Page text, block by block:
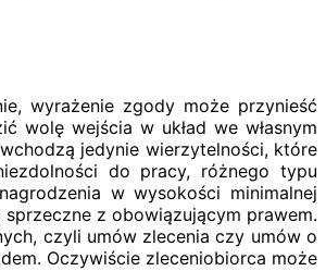
wyrażenie zgody może przynieść
wolę wejścia w układ we własnym
jedynie wierzytelności, które
do pracy, różnego typu
w wysokości minimalnej
z obowiązującym prawem.
czyli umów zlecenia czy umów o
Oczywiście zleceniobiorca może